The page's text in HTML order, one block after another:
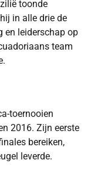
toonde
in alle drie de
en leiderschap op
team
toernooien
2016. Zijn eerste
bereiken,
leverde.